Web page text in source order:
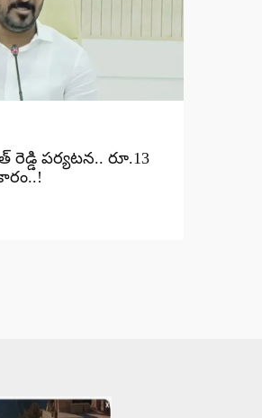
రెడ్డి పర్యటన.. రూ.13